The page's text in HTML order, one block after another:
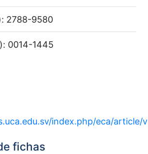
2788-9580
0014-1445
index.php/eca/article/
fichas